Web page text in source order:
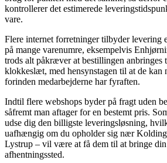
kontrollerer det estimerede
vare.
Flere internet forretninger tilbyder levering
på mange varenumre, eksempelvis
trods alt påkræver at bestillingen anbringes
klokkeslæt, med hensynstagen til at de kan
forinden medarbejderne har fyraften.
Indtil flere webshops byder på fragt uden
såfremt man aftager for en bestemt pris.
udse dig den billigste leveringsløsning,
uafhængig om du opholder sig nær
Lystrup – vil være at få dem til at bringe
afhentningssted.